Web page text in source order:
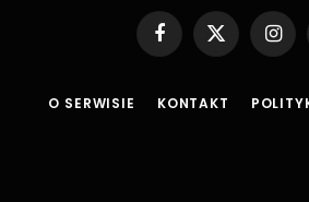
Facebook
X
(Twitter)
O SERWISIE KONTAKT